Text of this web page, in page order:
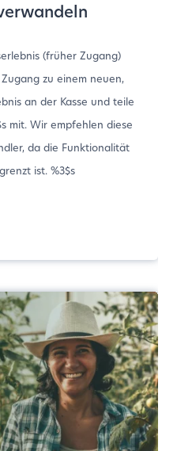
(früher Zugang)
zu einem neuen,
an der Kasse und teile
mit. Wir empfehlen diese
da die Funktionalität
ist. %3$s